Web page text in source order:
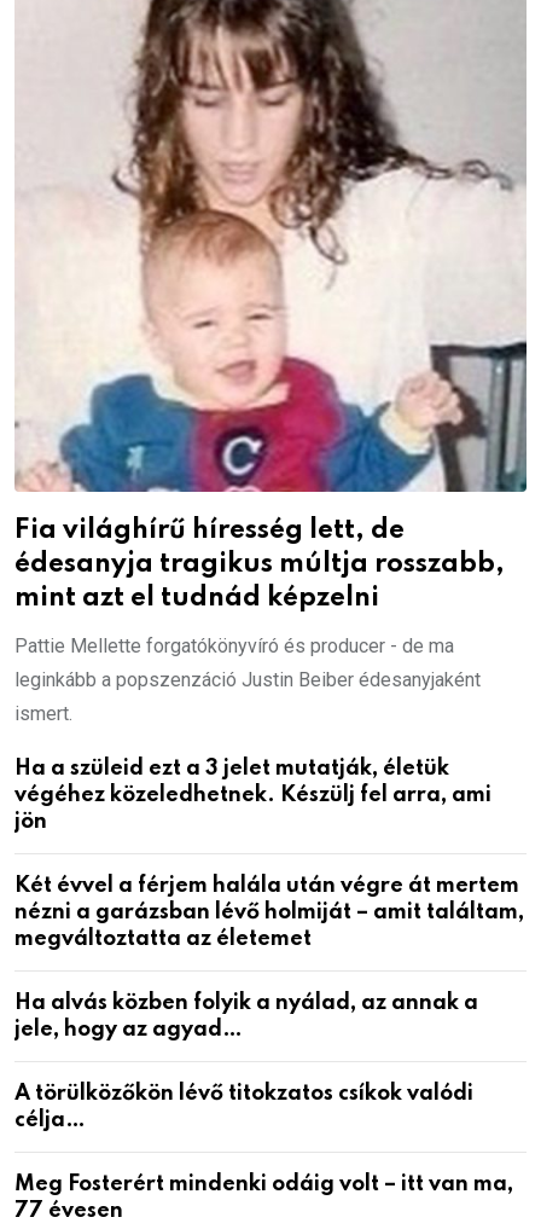
Fia világhírű híresség lett, de
édesanyja tragikus múltja rosszabb,
mint azt el tudnád képzelni
Pattie Mellette forgatókönyvíró és producer - de ma
leginkább a popszenzáció Justin Beiber édesanyjaként
ismert.
Ha a szüleid ezt a 3 jelet mutatják, életük
végéhez közeledhetnek. Készülj fel arra, ami
jön
Két évvel a férjem halála után végre át mertem
nézni a garázsban lévő holmiját – amit találtam,
megváltoztatta az életemet
Ha alvás közben folyik a nyálad, az annak a
jele, hogy az agyad…
A törülközőkön lévő titokzatos csíkok valódi
célja…
Meg Fosterért mindenki odáig volt – itt van ma,
77 évesen